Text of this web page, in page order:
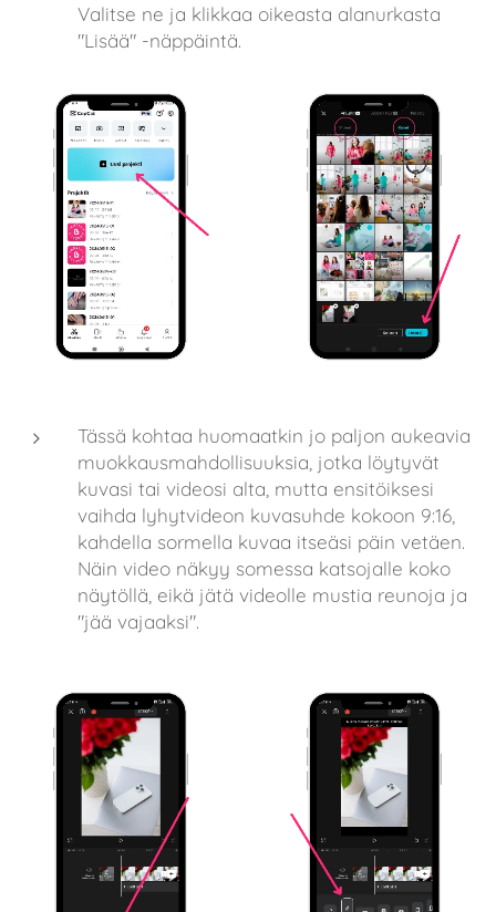
Valitse ne ja klikkaa oikeasta alanurkasta
"Lisää" -näppäintä.
Tässä kohtaa huomaatkin jo paljon aukeavia
muokkausmahdollisuuksia, jotka löytyvät
kuvasi tai videosi alta, mutta ensitöiksesi
vaihda lyhytvideon kuvasuhde kokoon 9:16,
kahdella sormella kuvaa itseäsi päin vetäen.
Näin video näkyy somessa katsojalle koko
näytöllä, eikä jätä videolle mustia reunoja ja
"jää vajaaksi".